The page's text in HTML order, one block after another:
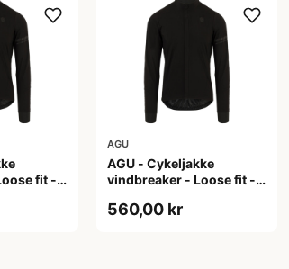
fit -
AGU
AGU - Cykeljakke
vindbreaker - Loose fit -
560,00 kr